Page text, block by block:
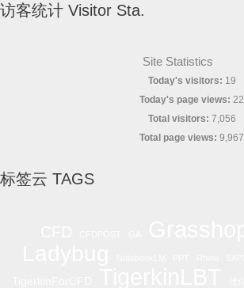
访客统计 Visitor Sta.
Site Statistics
Today's visitors: 19
Today's page views: 22
Total visitors: 7,056
Total page views: 9,967
标签云 TAGS